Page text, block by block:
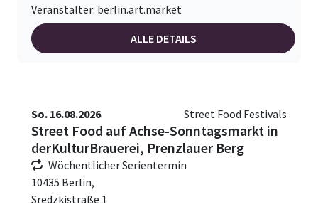
Veranstalter: berlin.art.market
ALLE DETAILS
So. 16.08.2026 Street Food Festivals
Street Food auf Achse-Sonntagsmarkt in
derKulturBrauerei, Prenzlauer Berg
Wöchentlicher Serientermin
10435 Berlin,
Sredzkistraße 1